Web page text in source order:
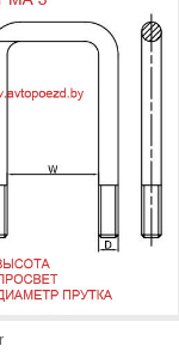
возможность
листов рессоры
от пакета!
НА ВСЮ ПРОДУКЦИЮ!
СКИДКА для друзей
в нашей группе 3%